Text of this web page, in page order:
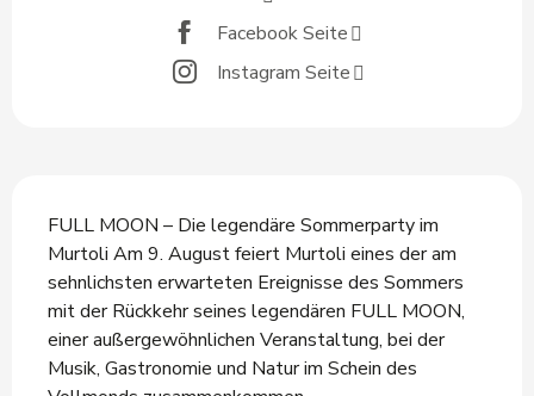
Facebook Seite
Instagram Seite
FULL MOON – Die legendäre Sommerparty im
Murtoli Am 9. August feiert Murtoli eines der am
sehnlichsten erwarteten Ereignisse des Sommers
mit der Rückkehr seines legendären FULL MOON,
einer außergewöhnlichen Veranstaltung, bei der
Musik, Gastronomie und Natur im Schein des